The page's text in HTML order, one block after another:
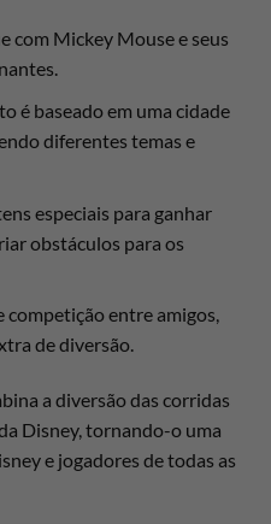
com Mickey Mouse e seus
é baseado em uma cidade
diferentes temas e
especiais para ganhar
obstáculos para os
entre amigos,
de diversão.
a diversão das corridas
Disney, tornando-o uma
e jogadores de todas as